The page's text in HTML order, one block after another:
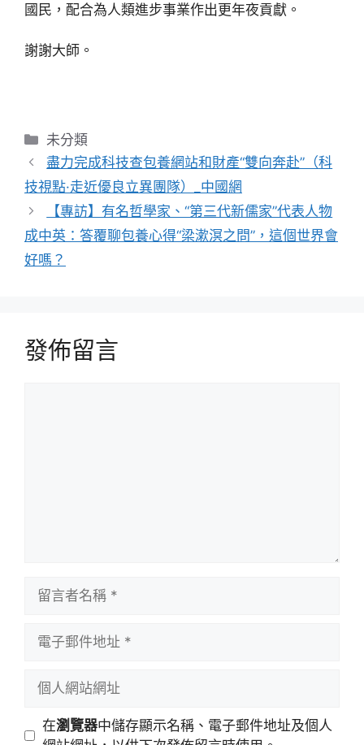
國民，配合為人類進步事業作出更年夜貢獻。
謝謝大師。
分
類
未分類
盡力完成科技查包養網站和財產“雙向奔赴”（科
技視點·走近優良立異團隊）_中國網
【專訪】有名哲學家、“第三代新儒家”代表人物
成中英：答覆聊包養心得“梁漱溟之問”，這個世界會
好嗎？
發佈留言
址
站
在瀏覽器中儲存顯示名稱、電子郵件地址及個人